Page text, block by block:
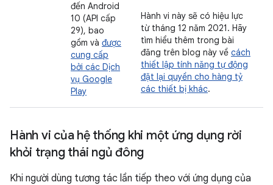
đến Android
10 (API cấp
29), bao
gồm và được
cung cấp
bởi các Dịch
vụ Google
Play
Hành vi này sẽ có hiệu lực
từ tháng 12 năm 2021. Hãy
tìm hiểu thêm trong bài
đăng trên blog này về cách
thiết lập tính năng tự động
đặt lại quyền cho hàng tỷ
các thiết bị khác.
Hành vi của hệ thống khi một ứng dụng rời
khỏi trạng thái ngủ đông
Khi người dùng tương tác lần tiếp theo với ứng dụng của